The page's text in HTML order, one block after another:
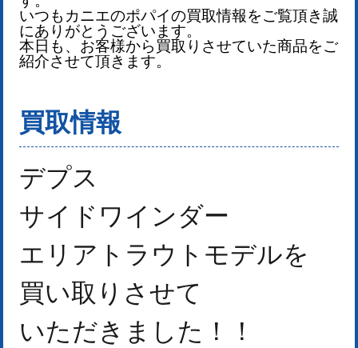
いつもカニエのポパイの買取情報をご覧頂き誠
にありがとうございます。
本日も、お客様から買取りさせていた商品をご
紹介させて頂きます。
買取情報
デプス
サイドワインダー
エリアトラウトモデルを
買い取りさせて
いただきました！
！